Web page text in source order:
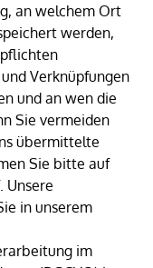
an welchem Ort
werden,
Verknüpfungen
und an wen die
Sie vermeiden
übermittelte
Sie bitte auf
Unsere
in unserem
im